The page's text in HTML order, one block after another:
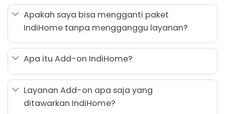
Apakah saya bisa mengganti paket
IndiHome tanpa mengganggu layanan?
Apa itu Add-on IndiHome?
Layanan Add-on apa saja yang
ditawarkan IndiHome?